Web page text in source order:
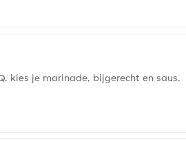
kies je marinade, bijgerecht en saus.